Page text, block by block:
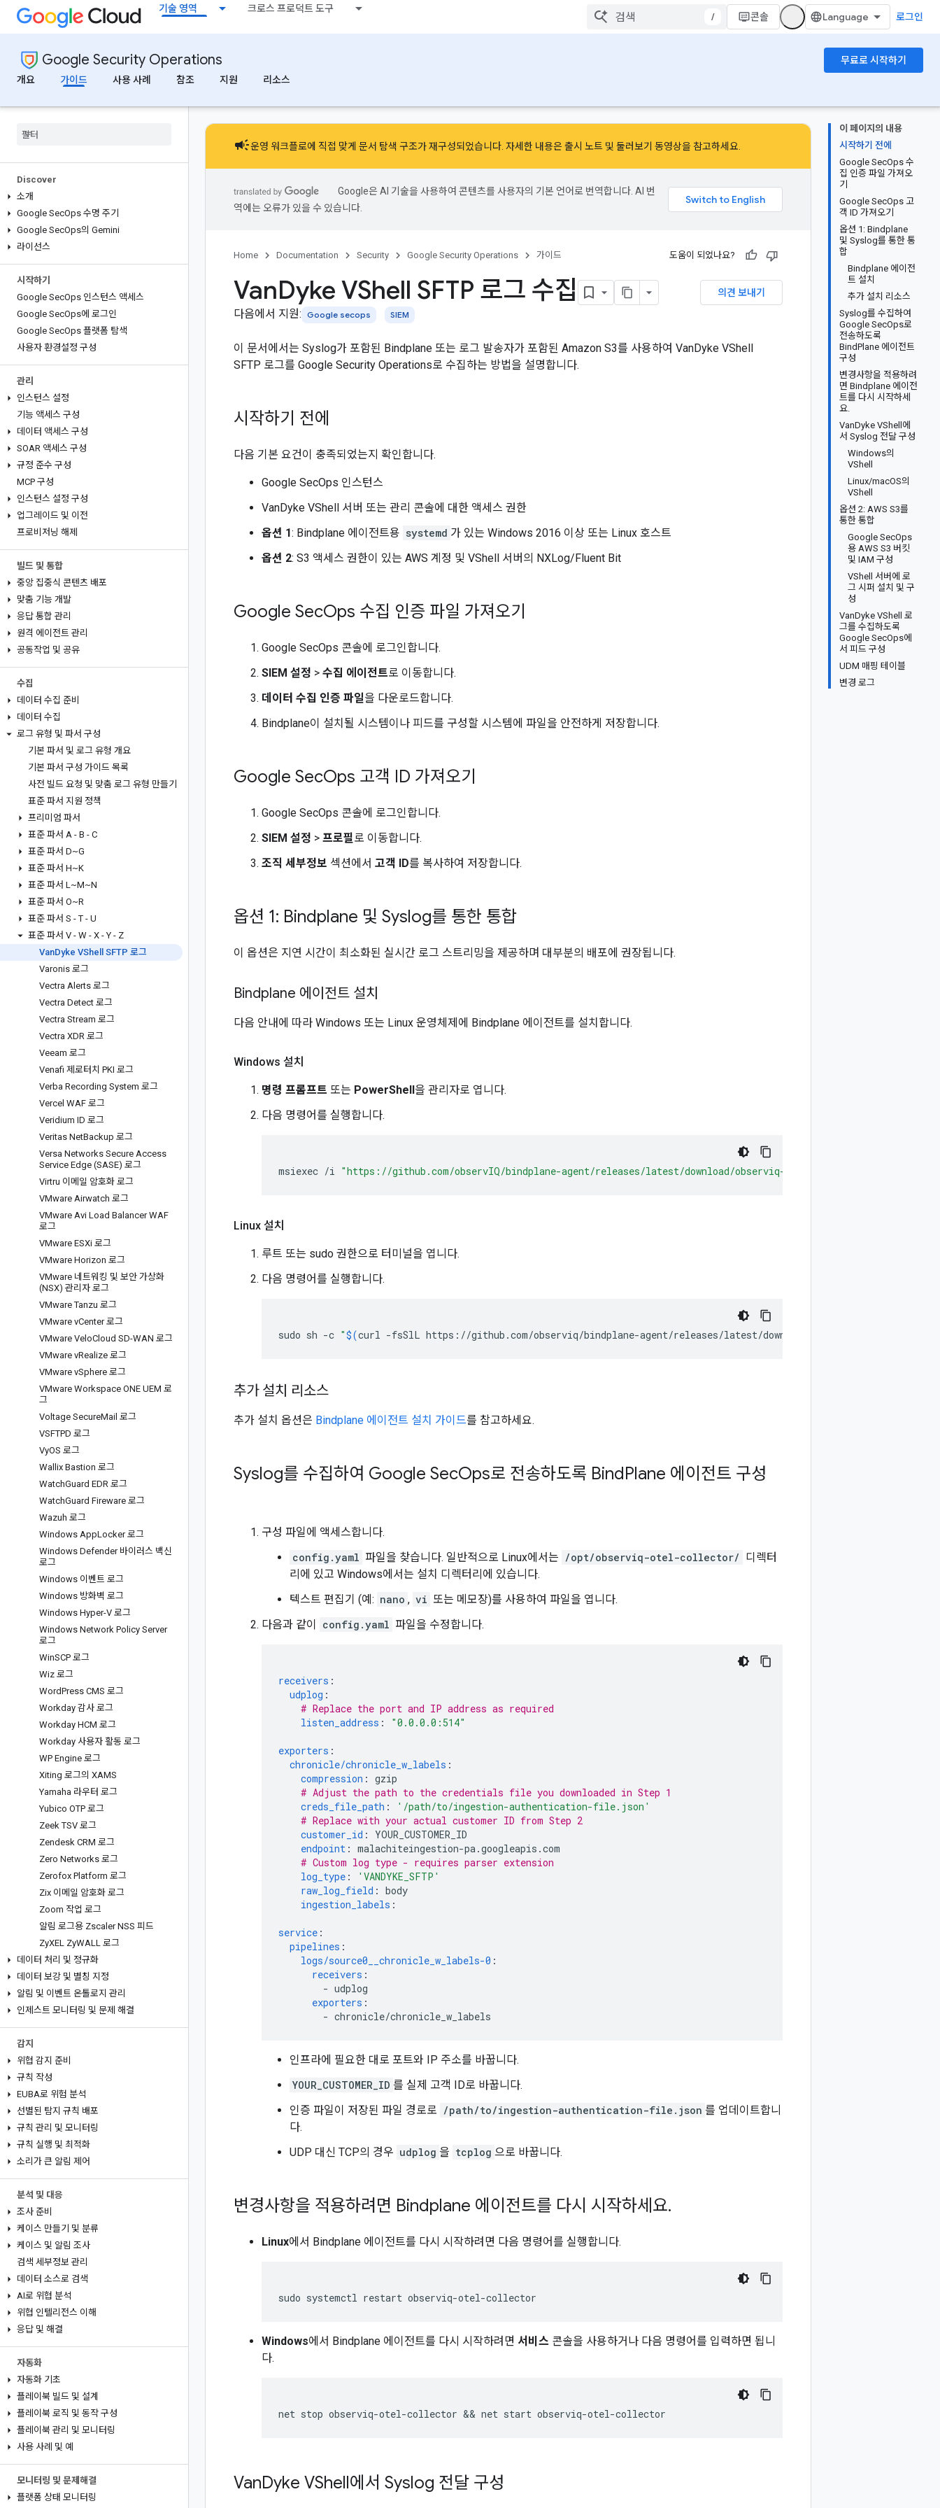
기술 영역 크로스 프로덕트 도구
/ 콘솔 로그인
Google Security Operations
무료로 시작하기
개요
가이드 사용 사례 참조 지원 리소스
Discover
소개
Google SecOps 수명 주기
Google SecOps의 Gemini
라이선스
시작하기
Google SecOps 인스턴스 액세스
Google SecOps에 로그인
Google SecOps 플랫폼 탐색
사용자 환경설정 구성
관리
인스턴스 설정
기능 액세스 구성
데이터 액세스 구성
SOAR 액세스 구성
규정 준수 구성
MCP 구성
인스턴스 설정 구성
업그레이드 및 이전
프로비저닝 해제
빌드 및 통합
중앙 집중식 콘텐츠 배포
맞춤 기능 개발
응답 통합 관리
원격 에이전트 관리
공동작업 및 공유
수집
데이터 수집 준비
데이터 수집
로그 유형 및 파서 구성
기본 파서 및 로그 유형 개요
기본 파서 구성 가이드 목록
사전 빌드 요청 및 맞춤 로그 유형 만들기
표준 파서 지원 정책
프리미엄 파서
표준 파서 A - B - C
표준 파서 D~G
표준 파서 H~K
표준 파서 L~M~N
표준 파서 O~R
표준 파서 S - T - U
표준 파서 V - W - X - Y - Z
VanDyke VShell SFTP 로그
Varonis 로그
Vectra Alerts 로그
Vectra Detect 로그
Vectra Stream 로그
Vectra XDR 로그
Veeam 로그
Venafi 제로터치 PKI 로그
Verba Recording System 로그
Vercel WAF 로그
Veridium ID 로그
Veritas NetBackup 로그
Versa Networks Secure Access
Service Edge (SASE) 로그
Virtru 이메일 암호화 로그
VMware Airwatch 로그
VMware Avi Load Balancer WAF
로그
VMware ESXi 로그
VMware Horizon 로그
VMware 네트워킹 및 보안 가상화
(NSX) 관리자 로그
VMware Tanzu 로그
VMware vCenter 로그
VMware VeloCloud SD-WAN 로그
VMware vRealize 로그
VMware vSphere 로그
VMware Workspace ONE UEM 로
그
Voltage SecureMail 로그
VSFTPD 로그
VyOS 로그
Wallix Bastion 로그
WatchGuard EDR 로그
WatchGuard Fireware 로그
Wazuh 로그
Windows AppLocker 로그
Windows Defender 바이러스 백신
로그
Windows 이벤트 로그
Windows 방화벽 로그
Windows Hyper-V 로그
Windows Network Policy Server
로그
WinSCP 로그
Wiz 로그
WordPress CMS 로그
Workday 감사 로그
Workday HCM 로그
Workday 사용자 활동 로그
WP Engine 로그
Xiting 로그의 XAMS
Yamaha 라우터 로그
Yubico OTP 로그
Zeek TSV 로그
Zendesk CRM 로그
Zero Networks 로그
Zerofox Platform 로그
Zix 이메일 암호화 로그
Zoom 작업 로그
알림 로그용 Zscaler NSS 피드
ZyXEL ZyWALL 로그
데이터 처리 및 정규화
데이터 보강 및 별칭 지정
알림 및 이벤트 온톨로지 관리
인제스트 모니터링 및 문제 해결
감지
위협 감지 준비
규칙 작성
EUBA로 위험 분석
선별된 탐지 규칙 배포
규칙 관리 및 모니터링
규칙 실행 및 최적화
소리가 큰 알림 제어
분석 및 대응
조사 준비
케이스 만들기 및 분류
케이스 및 알림 조사
검색 세부정보 관리
데이터 소스로 검색
AI로 위협 분석
위협 인텔리전스 이해
응답 및 해결
자동화
자동화 기초
플레이북 빌드 및 설계
플레이북 로직 및 동작 구성
플레이북 관리 및 모니터링
사용 사례 및 예
모니터링 및 문제해결
플랫폼 상태 모니터링
이 페이지의 내용
시작하기 전에
Google SecOps 수
집 인증 파일 가져오
기
Google SecOps 고
객 ID 가져오기
옵션 1: Bindplane
및 Syslog를 통한 통
합
Bindplane 에이전
트 설치
추가 설치 리소스
Syslog를 수집하여
Google SecOps로
전송하도록
BindPlane 에이전트
구성
변경사항을 적용하려
면 Bindplane 에이전
트를 다시 시작하세
요.
VanDyke VShell에
서 Syslog 전달 구성
Windows의
VShell
Linux/macOS의
VShell
옵션 2: AWS S3를
통한 통합
Google SecOps
용 AWS S3 버킷
및 IAM 구성
VShell 서버에 로
그 시퍼 설치 및 구
성
VanDyke VShell 로
그를 수집하도록
Google SecOps에
서 피드 구성
UDM 매핑 테이블
변경 로그
campaign운영 워크플로에 직접 맞게 문서 탐색 구조가 재구성되었습니다. 자세한 내용은출시 노트 및 둘러보기 동영상을 참고하세요.
Google은 AI 기술을 사용하여 콘텐츠를 사용자의 기본 언어로 번역합니다. AI 번
역에는 오류가 있을 수 있습니다.
Home Documentation Security Google Security Operations 가이드 도움이 되었나요?
의견 보내기
VanDyke VShell SFTP 로그 수집
다음에서 지원: Google secops SIEM
이 문서에서는 Syslog가 포함된 Bindplane 또는 로그 발송자가 포함된 Amazon S3를 사용하여 VanDyke VShell
SFTP 로그를 Google Security Operations로 수집하는 방법을 설명합니다.
시작하기 전에
다음 기본 요건이 충족되었는지 확인합니다.
Google SecOps 인스턴스
VanDyke VShell 서버 또는 관리 콘솔에 대한 액세스 권한
옵션 1: Bindplane 에이전트용 systemd 가 있는 Windows 2016 이상 또는 Linux 호스트
옵션 2: S3 액세스 권한이 있는 AWS 계정 및 VShell 서버의 NXLog/Fluent Bit
Google SecOps 수집 인증 파일 가져오기
Google SecOps 콘솔에 로그인합니다.
SIEM 설정 > 수집 에이전트로 이동합니다.
데이터 수집 인증 파일을 다운로드합니다.
Bindplane이 설치될 시스템이나 피드를 구성할 시스템에 파일을 안전하게 저장합니다.
Google SecOps 고객 ID 가져오기
Google SecOps 콘솔에 로그인합니다.
SIEM 설정 > 프로필로 이동합니다.
조직 세부정보 섹션에서 고객 ID를 복사하여 저장합니다.
옵션 1: Bindplane 및 Syslog를 통한 통합
이 옵션은 지연 시간이 최소화된 실시간 로그 스트리밍을 제공하며 대부분의 배포에 권장됩니다.
Bindplane 에이전트 설치
다음 안내에 따라 Windows 또는 Linux 운영체제에 Bindplane 에이전트를 설치합니다.
Windows 설치
명령 프롬프트 또는 PowerShell을 관리자로 엽니다.
다음 명령어를 실행합니다.
msiexec /i "https://github.com/observIQ/bindplane-agent/releases/latest/download/observiq-otel-collector.msi"
Linux 설치
루트 또는 sudo 권한으로 터미널을 엽니다.
다음 명령어를 실행합니다.
sudo sh -c "$(curl -fsSlL https://github.com/observiq/bindplane-agent/releases/latest/download/install_unix.sh
추가 설치 리소스
추가 설치 옵션은 Bindplane 에이전트 설치 가이드를 참고하세요.
Syslog를 수집하여 Google SecOps로 전송하도록 BindPlane 에이전트 구성
구성 파일에 액세스합니다.
config.yaml 파일을 찾습니다. 일반적으로 Linux에서는 /opt/observiq-otel-collector/ 디렉터
리에 있고 Windows에서는 설치 디렉터리에 있습니다.
텍스트 편집기 (예: nano , vi 또는 메모장)를 사용하여 파일을 엽니다.
다음과 같이
config.yaml 파일을 수정합니다.
receivers :
udplog :
# Replace the port and IP address as required
listen_address : "0.0.0.0:514"
exporters :
chronicle/chronicle_w_labels :
compression : gzip
# Adjust the path to the credentials file you downloaded in Step 1
creds_file_path :
'/path/to/ingestion-authentication-file.json'
# Replace with your actual customer ID from Step 2
customer_id :
YOUR_CUSTOMER_ID
endpoint : malachiteingestion-pa.googleapis.com
# Custom log type - requires parser extension
log_type :
'VANDYKE_SFTP'
raw_log_field : body
ingestion_labels :
service :
pipelines :
logs/source0__chronicle_w_labels-0 :
receivers :
- udplog
exporters :
- chronicle/chronicle_w_labels
인프라에 필요한 대로 포트와 IP 주소를 바꿉니다.
YOUR_CUSTOMER_ID 를 실제 고객 ID로 바꿉니다.
인증 파일이 저장된 파일 경로로 /path/to/ingestion-authentication-file.json 를 업데이트합니
다.
UDP 대신 TCP의 경우 udplog 을 tcplog 으로 바꿉니다.
변경사항을 적용하려면 Bindplane 에이전트를 다시 시작하세요.
Linux에서 Bindplane 에이전트를 다시 시작하려면 다음 명령어를 실행합니다.
sudo systemctl restart
Windows에서 Bindplane 에이전트를 다시 시작하려면 서비스 콘솔을 사용하거나 다음 명령어를 입력하면 됩니
다.
VanDyke VShell에서 Syslog 전달 구성